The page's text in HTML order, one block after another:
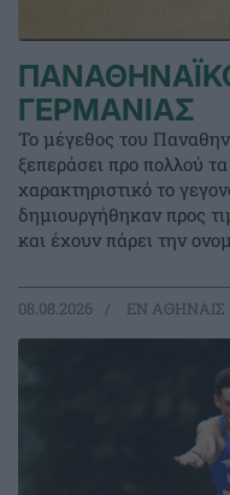
ΓΕΡΜΑΝΙΑΣ
Το μέγεθος του
ξεπεράσει προ πολλού
χαρακτηριστικό το
δημιουργήθηκαν προς
και έχουν πάρει την
08.08.2026 EΝ ΑΘΗΝΑΙΣ